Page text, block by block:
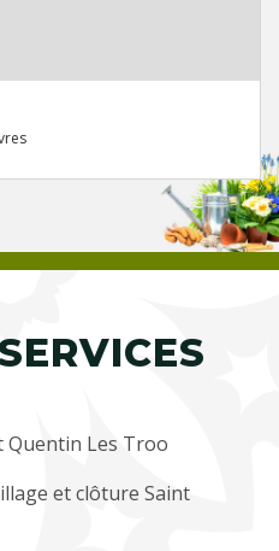
Quentin Les Troo
et clôture Saint